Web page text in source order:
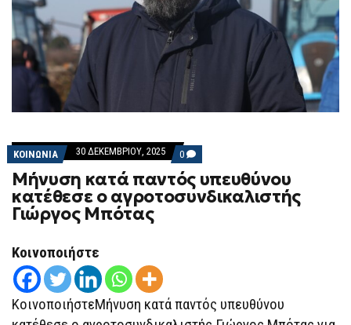
ΚΟΙΝΩΝΙΑ 30 ΔΕΚΕΜΒΡΊΟΥ, 2025 0 COMMENTS
ON
ΜΉΝΥΣΗ
ΚΑΤΆ
ΠΑΝΤΌΣ
Μήνυση κατά παντός υπευθύνου
κατέθεσε ο αγροτοσυνδικαλιστής
Γιώργος Μπότας
Κοινοποιήστε
ΚοινοποιήστεΜήνυση κατά παντός υπευθύνου